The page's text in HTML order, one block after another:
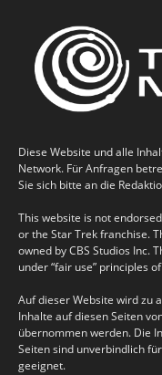
Diese Website und alle
Network. Für Anfragen
Sie sich bitte an die
This website is not
or the Star Trek franchise.
owned by CBS Studios Inc.
under “fair use” principles
Auf dieser Website wird zu
Inhalte auf diesen Seiten
übernommen werden. Die
Seiten sind unverbindlich
geeignet.